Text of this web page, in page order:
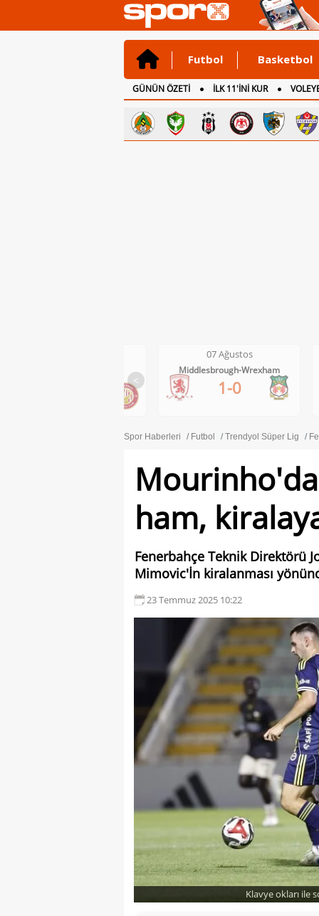
Futbol Basketbol
GÜNÜN ÖZETİ İLK 11'İNİ KUR
CANLI ANLATIM
İNGİLTERE
<
07 Ağustos
Middlesbrough-Wrexham
1-0
Spor Haberleri Futbol Trendyol Süper Lig
ham,
Fenerbahçe Teknik Direktörü
Mimovic'İn kiralanması
23 Temmuz 2025 10:22
Klavye okları ile